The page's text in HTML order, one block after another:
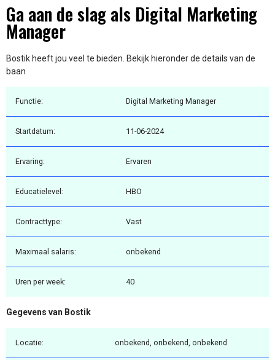
Ga aan de slag als Digital Marketing
Manager
Bostik heeft jou veel te bieden. Bekijk hieronder de details van de
baan
Functie: Digital Marketing Manager
Startdatum: 11-06-2024
Ervaring: Ervaren
Educatielevel: HBO
Contracttype: Vast
Maximaal salaris: onbekend
Uren per week: 40
Gegevens van Bostik
Locatie: onbekend, onbekend, onbekend